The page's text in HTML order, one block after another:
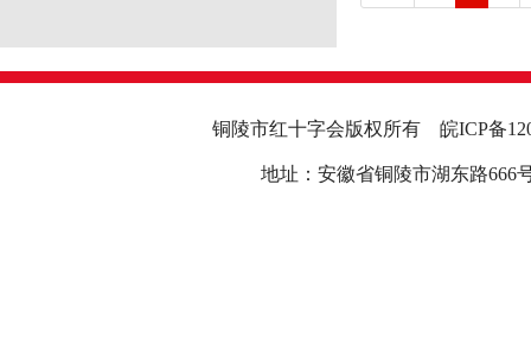
铜陵市红十字会版权所有 皖ICP备
地址：安徽省铜陵市湖东路666